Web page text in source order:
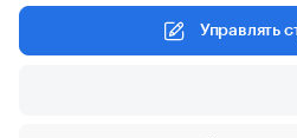
Управлять